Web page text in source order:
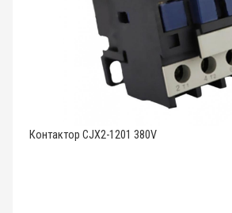
Контактор CJX2-1201 380V